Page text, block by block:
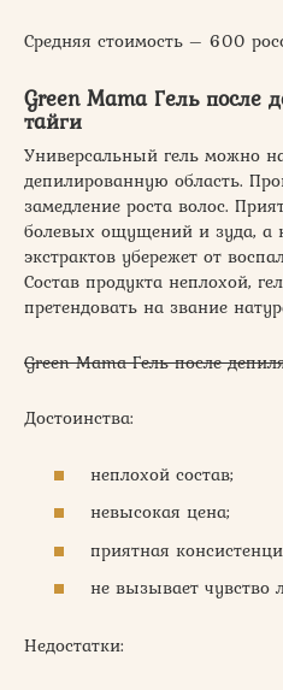
Средняя стоимость – 600
Green Mama Гель после
тайги
Универсальный гель можно
депилированную область.
замедление роста волос.
болевых ощущений и зуда, а
экстрактов убережет от
Состав продукта неплохой,
претендовать на звание
Green Mama Гель после
Достоинства:
неплохой состав;
невысокая цена;
приятная
не вызывает чувство
Недостатки: